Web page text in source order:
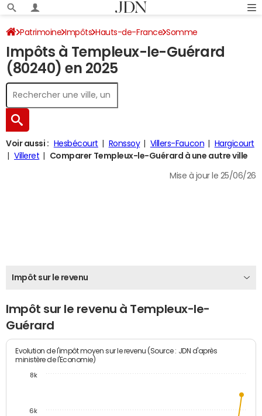
Patrimoine Impôts Hauts-de-France Somme
Templeux-le-Guérard Impôt sur le revenu
Impôts à Templeux-le-Guérard
(80240) en 2025
Voir aussi : Hesbécourt Ronssoy Villers-Faucon
Hargicourt
Villeret
Comparer Templeux-le-Guérard à une autre ville
Mise à jour le 25/06/26
Impôt sur le revenu
Impôt sur le revenu à Templeux-le-
Guérard
Evolution de l'impôt moyen sur le revenu (Source : JDN d'après
ministère de l'Economie)
6k
8k